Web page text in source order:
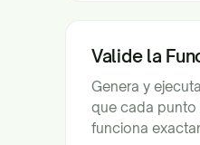
Valide la
Genera y
que cada punto
funciona